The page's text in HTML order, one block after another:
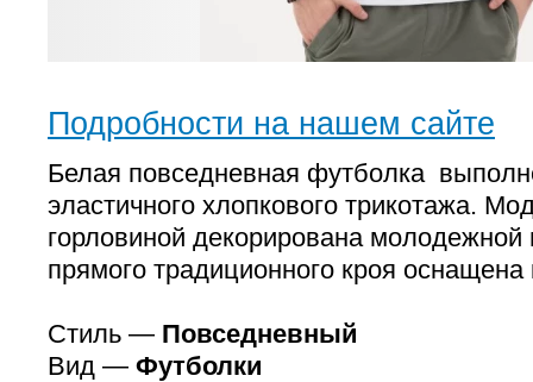
Подробности на нашем сайте
Белая повседневная футболка
эластичного хлопкового трикотажа.
горловиной декорирована
прямого традиционного кроя
Стиль — Повседневный
Вид — Футболки